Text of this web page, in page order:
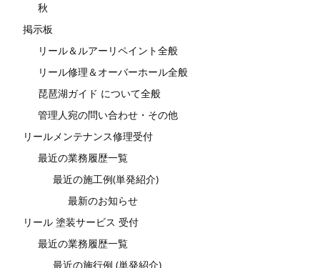
秋
掲示板
リール＆ルアーリペイント全般
リール修理＆オーバーホール全般
琵琶湖ガイド について全般
管理人宛の問い合わせ・その他
リールメンテナンス修理受付
最近の業務履歴一覧
最近の施工例(単発紹介)
最新のお知らせ
リール 塗装サービス 受付
最近の業務履歴一覧
最近の施行例 (単発紹介)